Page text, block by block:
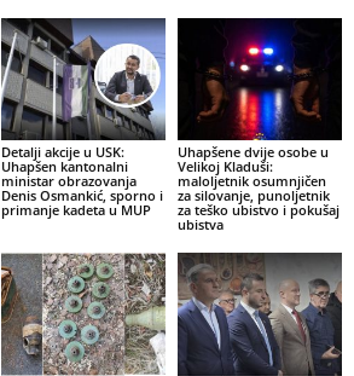
Detalji akcije u USK:
Uhapšen kantonalni
ministar obrazovanja
Denis Osmankić, sporno i
primanje kadeta u MUP
Uhapšene dvije osobe u
Velikoj Kladuši:
maloljetnik osumnjičen
za silovanje, punoljetnik
za teško ubistvo i pokušaj
ubistva